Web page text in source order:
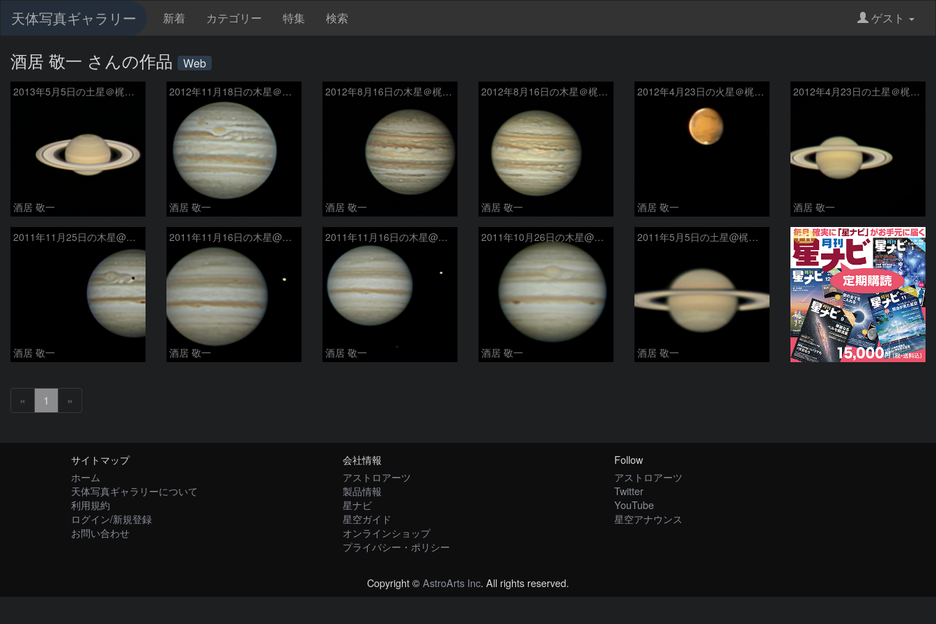
天体写真ギャラリー 新着 カテゴリー 特集 検索 ゲスト
酒居 敬一 さんの作品 Web
2013年5月5日の土星＠梶ヶ森山頂
酒居 敬一
2012年11月18日の木星＠梶ヶ森キャンプ場
酒居 敬一
2012年8月16日の木星＠梶ヶ森山頂
酒居 敬一
2012年8月16日の木星＠梶ヶ森山頂
酒居 敬一
2012年4月23日の火星＠梶ヶ森山頂
酒居 敬一
2012年4月23日の土星＠梶ヶ森山頂
酒居 敬一
2011年11月25日の木星@梶ヶ森
酒居 敬一
2011年11月16日の木星@梶ヶ森
酒居 敬一
2011年11月16日の木星@梶ヶ森
酒居 敬一
2011年10月26日の木星@梶ヶ森
酒居 敬一
2011年5月5日の土星@梶ヶ森
酒居 敬一
PR
« 1 »
サイトマップ
ホーム
天体写真ギャラリーについて
利用規約
ログイン/新規登録
お問い合わせ
会社情報
アストロアーツ
製品情報
星ナビ
星空ガイド
オンラインショップ
プライバシー・ポリシー
Follow
アストロアーツ
Twitter
YouTube
星空アナウンス
Copyright ©AstroArts Inc. All rights reserved.